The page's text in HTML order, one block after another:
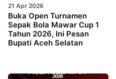
21 Apr 2026
Buka Open Turnamen
Sepak Bola Mawar Cup 1
Tahun 2026, Ini Pesan
Bupati Aceh Selatan